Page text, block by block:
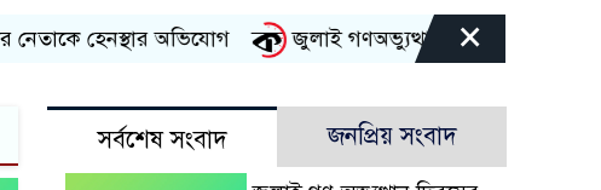
হেনস্থার অভিযোগ জুলাই গণঅভ্যুত্থান দিবস উপলক্ষে
×
সর্বশেষ সংবাদ জনপ্রিয় সংবাদ